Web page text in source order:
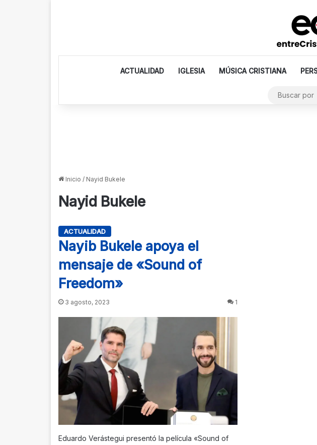
ACTUALIDAD IGLESIA MÚSICA CRISTIANA
Inicio / Nayid Bukele
Nayid Bukele
ACTUALIDAD
Nayib Bukele apoya el
mensaje de «Sound of
Freedom»
3 agosto, 2023 1
Eduardo Verástegui presentó la película «Sound of